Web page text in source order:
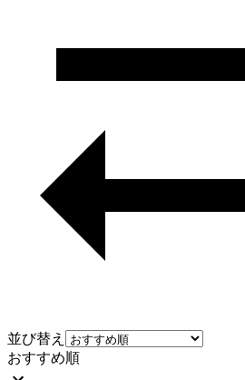
並び替え
おすすめ順